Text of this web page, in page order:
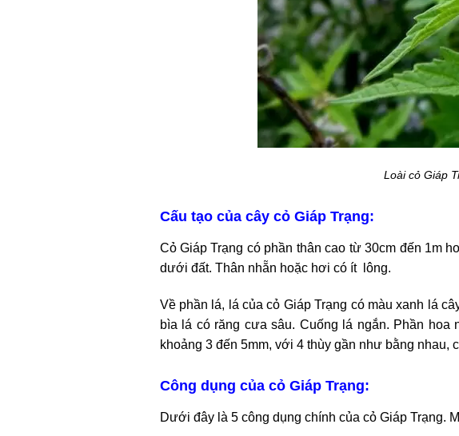
Loài cỏ Giáp
Cấu tạo của cây cỏ Giáp Trạng:
Cỏ Giáp Trạng có phần thân cao từ 30cm đến 1m
dưới đất. Thân nhẵn hoặc hơi có ít lông.
Về phần lá, lá của cỏ Giáp Trạng có màu xanh lá
bìa lá có răng cưa sâu. Cuống lá ngắn. Phần hoa
khoảng 3 đến 5mm, với 4 thùy gần như bằng nhau,
Công dụng của cỏ Giáp Trạng:
Dưới đây là 5 công dụng chính của cỏ Giáp Trạng.